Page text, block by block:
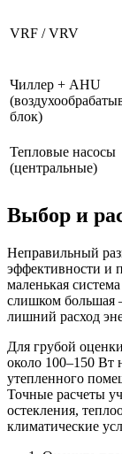
VRF / VRV
Чиллер + AHU
блок)
Тепловые насосы
(центральные)
Выбор и
Неправильный
эффективности и
маленькая
слишком большая
лишний расход
Для грубой
около 100–150 Вт
утепленного
Точные расчеты
остекления,
климатические